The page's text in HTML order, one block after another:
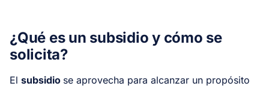
¿Qué es un subsidio y cómo se
solicita?
El subsidio se aprovecha para alcanzar un propósito